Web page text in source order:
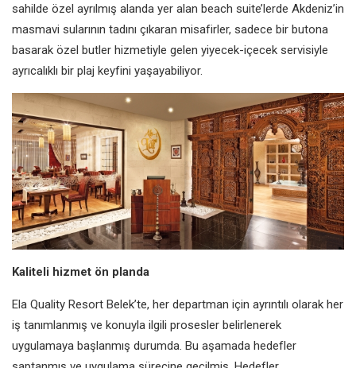
sahilde özel ayrılmış alanda yer alan beach suite’lerde Akdeniz’in
masmavi sularının tadını çıkaran misafirler, sadece bir butona
basarak özel butler hizmetiyle gelen yiyecek-içecek servisiyle
ayrıcalıklı bir plaj keyfini yaşayabiliyor.
Kaliteli hizmet ön planda
Ela Quality Resort Belek’te, her departman için ayrıntılı olarak her
iş tanımlanmış ve konuyla ilgili prosesler belirlenerek
uygulamaya başlanmış durumda. Bu aşamada hedefler